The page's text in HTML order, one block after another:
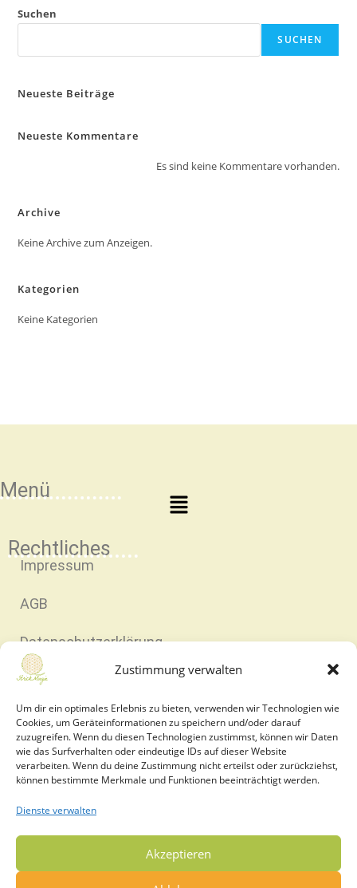
Zustimmung verwalten
Um dir ein optimales Erlebnis zu bieten, verwenden wir Technologien wie
Cookies, um Geräteinformationen zu speichern und/oder darauf
zuzugreifen. Wenn du diesen Technologien zustimmst, können wir Daten
wie das Surfverhalten oder eindeutige IDs auf dieser Website
verarbeiten. Wenn du deine Zustimmung nicht erteilst oder zurückziehst,
können bestimmte Merkmale und Funktionen beeinträchtigt werden.
Dienste verwalten
Akzeptieren
Suchen
SUCHEN
Neueste Beiträge
Neueste Kommentare
Es sind keine Kommentare vorhanden.
Archive
Keine Archive zum Anzeigen.
Kategorien
Keine Kategorien
Menü
Rechtliches
Impressum
AGB
Datenschutzerklärung
Cookie-Richtlinie (EU)
Widerruf und Rücksendung
Versandarten